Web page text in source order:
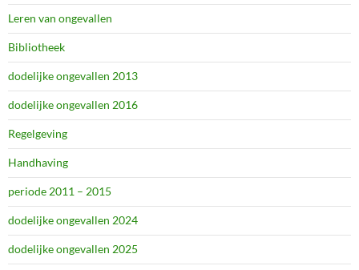
Leren van ongevallen
Bibliotheek
dodelijke ongevallen 2013
dodelijke ongevallen 2016
Regelgeving
Handhaving
periode 2011 – 2015
dodelijke ongevallen 2024
dodelijke ongevallen 2025